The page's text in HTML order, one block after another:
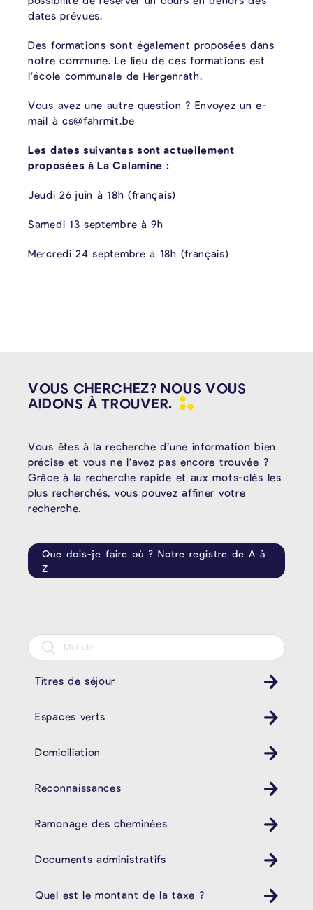
dates prévues.
Des formations sont également proposées dans
notre commune. Le lieu de ces formations est
l’école communale de Hergenrath.
Vous avez une autre question ? Envoyez un e-
mail à cs@fahrmit.be
Les dates suivantes sont actuellement
proposées à La Calamine :
Jeudi 26 juin à 18h (français)
Samedi 13 septembre à 9h
Mercredi 24 septembre à 18h (français)
VOUS CHERCHEZ? NOUS VOUS
AIDONS ÀTROUVER.
Vous êtes à la recherche d’une information bien
précise et vous ne l’avez pas encore trouvée ?
Grâce à la recherche rapide et aux mots-clés les
plus recherchés, vous pouvez affiner votre
recherche.
Que dois-je faire où ? Notre registre de A à
Z
Titres de séjour
Espaces verts
Domiciliation
Reconnaissances
Ramonage des cheminées
Documents administratifs
Quel est le montant de la taxe ?